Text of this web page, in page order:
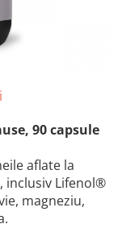
90 capsule
aflate la
inclusiv Lifenol®
magneziu,